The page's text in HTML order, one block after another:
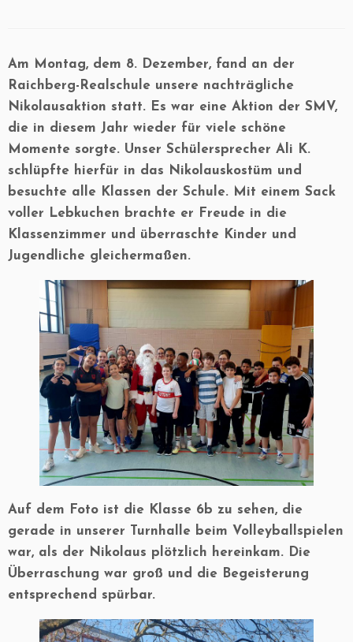
Am Montag, dem 8. Dezember, fand an der
Raichberg-Realschule unsere nachträgliche
Nikolausaktion statt. Es war eine Aktion der SMV,
die in diesem Jahr wieder für viele schöne
Momente sorgte. Unser Schülersprecher Ali K.
schlüpfte hierfür in das Nikolauskostüm und
besuchte alle Klassen der Schule. Mit einem Sack
voller Lebkuchen brachte er Freude in die
Klassenzimmer und überraschte Kinder und
Jugendliche gleichermaßen.
Auf dem Foto ist die Klasse 6b zu sehen, die
gerade in unserer Turnhalle beim Volleyballspielen
war, als der Nikolaus plötzlich hereinkam. Die
Überraschung war groß und die Begeisterung
entsprechend spürbar.